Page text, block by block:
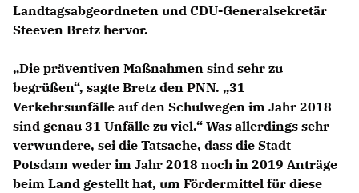
Landtagsabgeordneten und CDU-Generalsekretär
Steeven Bretz hervor.
Die präventiven Maßnahmen sind sehr zu
begrüßen“, sagte Bretz den PNN. „31
Verkehrsunfälle auf den Schulwegen im Jahr 2018
sind genau 31 Unfälle zu viel.“ Was allerdings sehr
verwundere, sei die Tatsache, dass die Stadt
Potsdam weder im Jahr 2018 noch in 2019 Anträge
beim Land gestellt hat, um Fördermittel für diese